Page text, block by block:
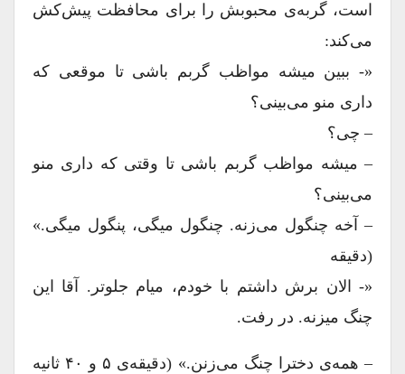
است، گربه‌‌‌ی محبوبش را برای محافظت پیش‌‌کش
می‌کند:
«- ببین میشه مواظب گربم باشی تا موقعی که
داری منو می‌بینی؟
– چی؟
– میشه مواظب گربم باشی تا وقتی که داری منو
می‌بینی؟
– آخه چنگول می‌زنه. چنگول میگی، پنگول میگی.»
(دقیقه
«- الان برش داشتم با خودم، میام جلوتر. آقا این
چنگ میزنه. در رفت.
– همه‌ی دخترا چنگ می‌زنن.» (دقیقه‌ی ۵ و ۴۰ ثانیه